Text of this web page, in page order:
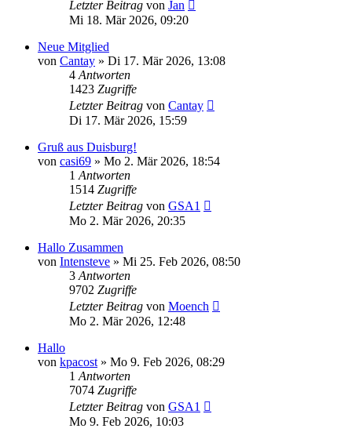
Letzter Beitrag von Jan
Mi 18. Mär 2026, 09:20
Neue Mitglied
von Cantay » Di 17. Mär 2026, 13:08
4 Antworten
1423 Zugriffe
Letzter Beitrag von Cantay
Di 17. Mär 2026, 15:59
Gruß aus Duisburg!
von casi69 » Mo 2. Mär 2026, 18:54
1 Antworten
1514 Zugriffe
Letzter Beitrag von GSA1
Mo 2. Mär 2026, 20:35
Hallo Zusammen
von Intensteve » Mi 25. Feb 2026, 08:50
3 Antworten
9702 Zugriffe
Letzter Beitrag von Moench
Mo 2. Mär 2026, 12:48
Hallo
von kpacost » Mo 9. Feb 2026, 08:29
1 Antworten
7074 Zugriffe
Letzter Beitrag von GSA1
Mo 9. Feb 2026, 10:03